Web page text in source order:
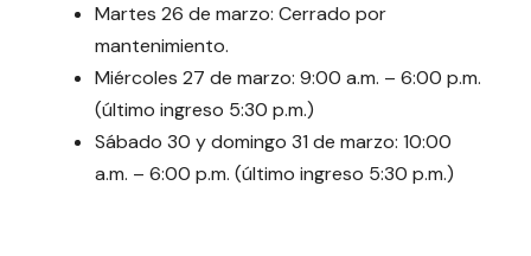
Martes 26 de marzo: Cerrado por
mantenimiento.
Miércoles 27 de marzo: 9:00 a.m. – 6:00 p.m.
(último ingreso 5:30 p.m.)
Sábado 30 y domingo 31 de marzo: 10:00
a.m. – 6:00 p.m. (último ingreso 5:30 p.m.)